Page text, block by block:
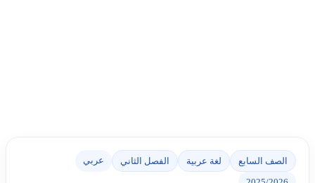
الصف السابع لغة عربية الفصل الثاني عربي